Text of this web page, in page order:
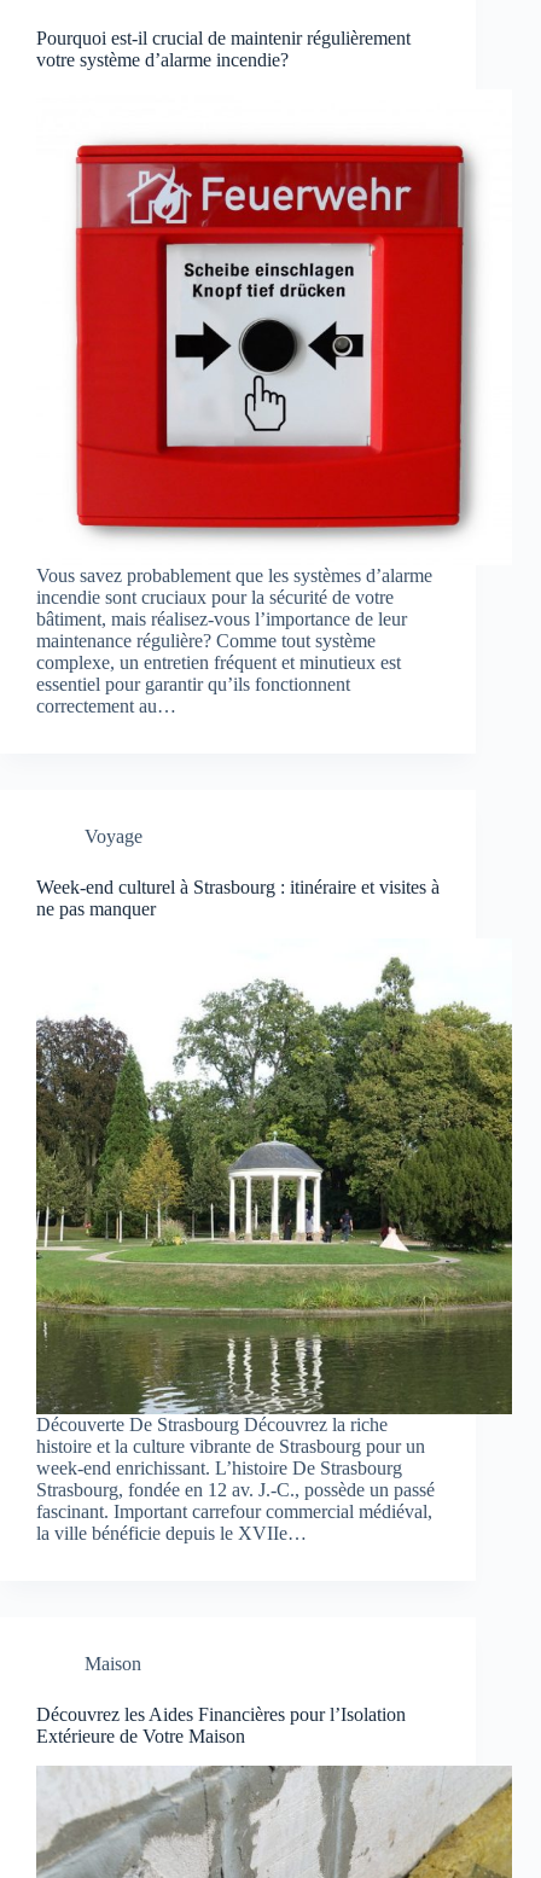
Pourquoi est-il crucial de maintenir régulièrement
votre système d’alarme incendie?
Vous savez probablement que les systèmes d’alarme
incendie sont cruciaux pour la sécurité de votre
bâtiment, mais réalisez-vous l’importance de leur
maintenance régulière? Comme tout système
complexe, un entretien fréquent et minutieux est
essentiel pour garantir qu’ils fonctionnent
correctement au…
Voyage
Week-end culturel à Strasbourg : itinéraire et visites à
ne pas manquer
Découverte De Strasbourg Découvrez la riche
histoire et la culture vibrante de Strasbourg pour un
week-end enrichissant. L’histoire De Strasbourg
Strasbourg, fondée en 12 av. J.-C., possède un passé
fascinant. Important carrefour commercial médiéval,
la ville bénéficie depuis le XVIIe…
Maison
Découvrez les Aides Financières pour l’Isolation
Extérieure de Votre Maison